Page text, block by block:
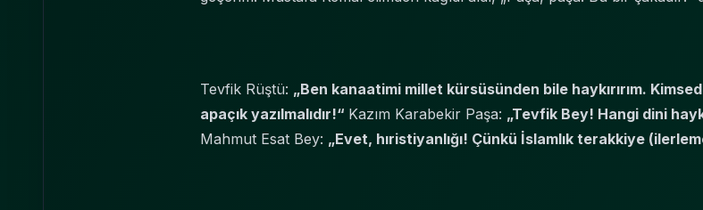
Tevfik Rüştü: „Ben kanaatimi millet kürsüsünden bile haykırırım.
apaçık yazılmalıdır!“ Kazım Karabekir Paşa: „Tevfik Bey! Hangi dini
Mahmut Esat Bey: „Evet, hıristiyanlığı! Çünkü İslamlık terakkiye